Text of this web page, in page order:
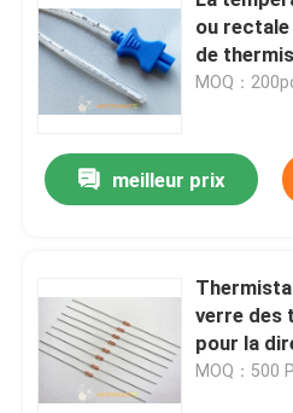
ou
de
2.252KΩ
MOQ：
meilleur prix
verre des
pour la
puissance
MOQ：500